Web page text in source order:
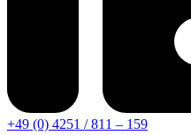
+49 (0) 4251 / 811 – 159